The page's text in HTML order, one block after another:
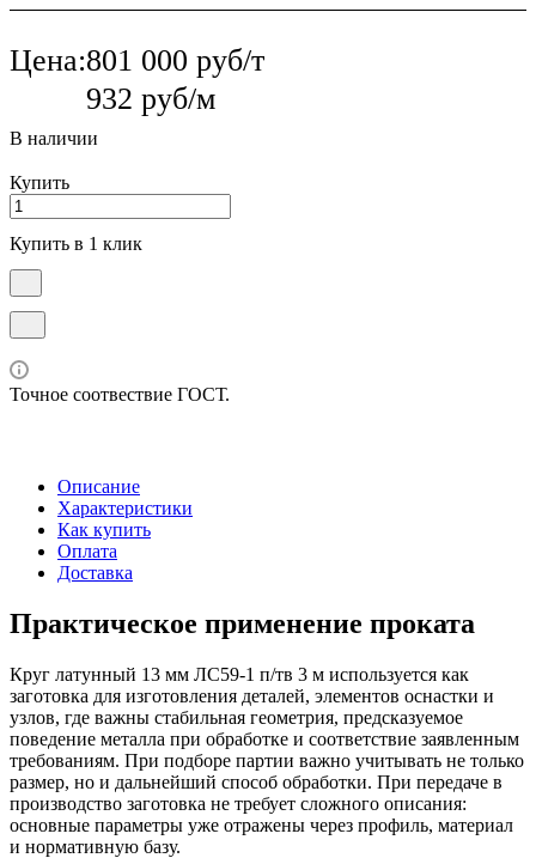
Цена:801 000 руб/т
932 руб/м
В наличии
Купить
Купить в 1 клик
Точное соотвествие ГОСТ.
Описание
Характеристики
Как купить
Оплата
Доставка
Практическое применение проката
Круг латунный 13 мм ЛС59-1 п/тв 3 м используется как
заготовка для изготовления деталей, элементов оснастки и
узлов, где важны стабильная геометрия, предсказуемое
поведение металла при обработке и соответствие заявленным
требованиям. При подборе партии важно учитывать не только
размер, но и дальнейший способ обработки. При передаче в
производство заготовка не требует сложного описания:
основные параметры уже отражены через профиль, материал
и нормативную базу.